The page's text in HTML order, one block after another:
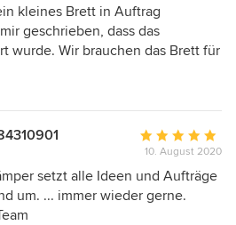
1
von
5
kleines Brett in Auftrag
geschrieben, dass das
wurde. Wir brauchen das Brett für
komplett abgesagt…. Ich
Ich hab eine
Der Auftrag wurde falsch
ich auch noch sitzen gelassen.
für das andere Möbelstück
können. Zuverlässigkeit
ist hier nicht gegeben. Ich
Bewertung:
5
von
10. August 2020
setzt alle Ideen und Aufträge
um. ... immer wieder gerne.